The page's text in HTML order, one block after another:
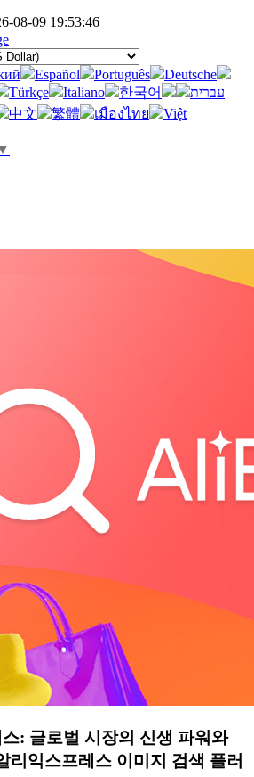
08-09 19:53:46
Español Português
Deutsche
Türkçe Italiano 한국어
עברית
中文 繁體 เมืองไทย
Việt
: 글로벌 시장의 신생 파워와
리익스프레스 이미지 검색 플러